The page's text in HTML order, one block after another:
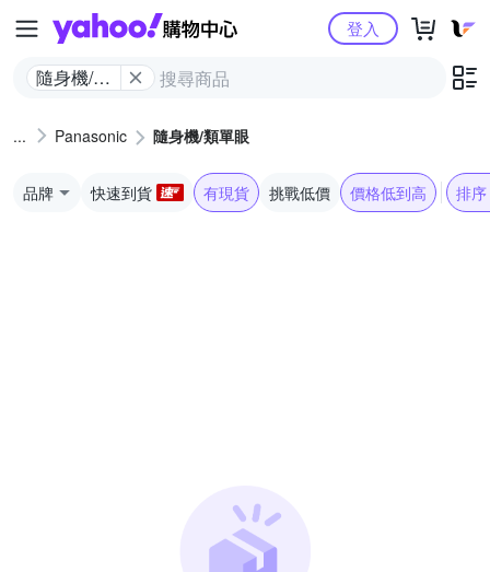
Yahoo購物中心
隨身機/類
登入
Panasonic 隨身機/類單眼
品牌 快速到貨 有現貨 挑戰低價 價格低到高 排序